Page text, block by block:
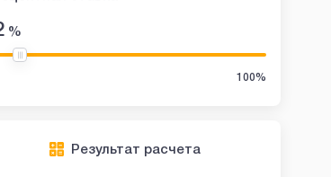
%
100%
Результат расчета